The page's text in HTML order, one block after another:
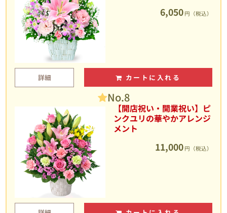
6,050 円（税込）
詳細 カートに入れる
No.8
【開店祝い・開業祝い】ピ
ンクユリの華やかアレンジ
メント
11,000 円（税込）